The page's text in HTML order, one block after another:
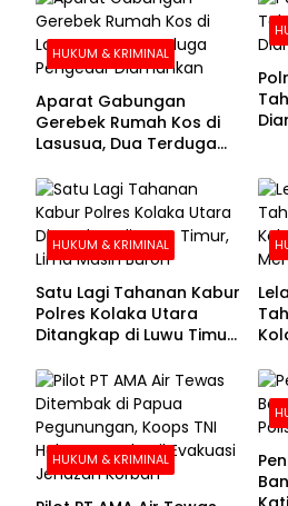
HUKUM & KRIMINAL
Aparat Gabungan
Gerebek Rumah Kos di
Lasusua, Dua Terduga
HUKUM & KRIMINAL
Satu Lagi Tahanan Kabur
Polres Kolaka Utara
Ditangkap di Luwu Timur,
HUKUM & KRIMINAL